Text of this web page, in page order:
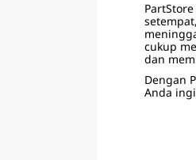
cukup
dan
Dengan
Anda